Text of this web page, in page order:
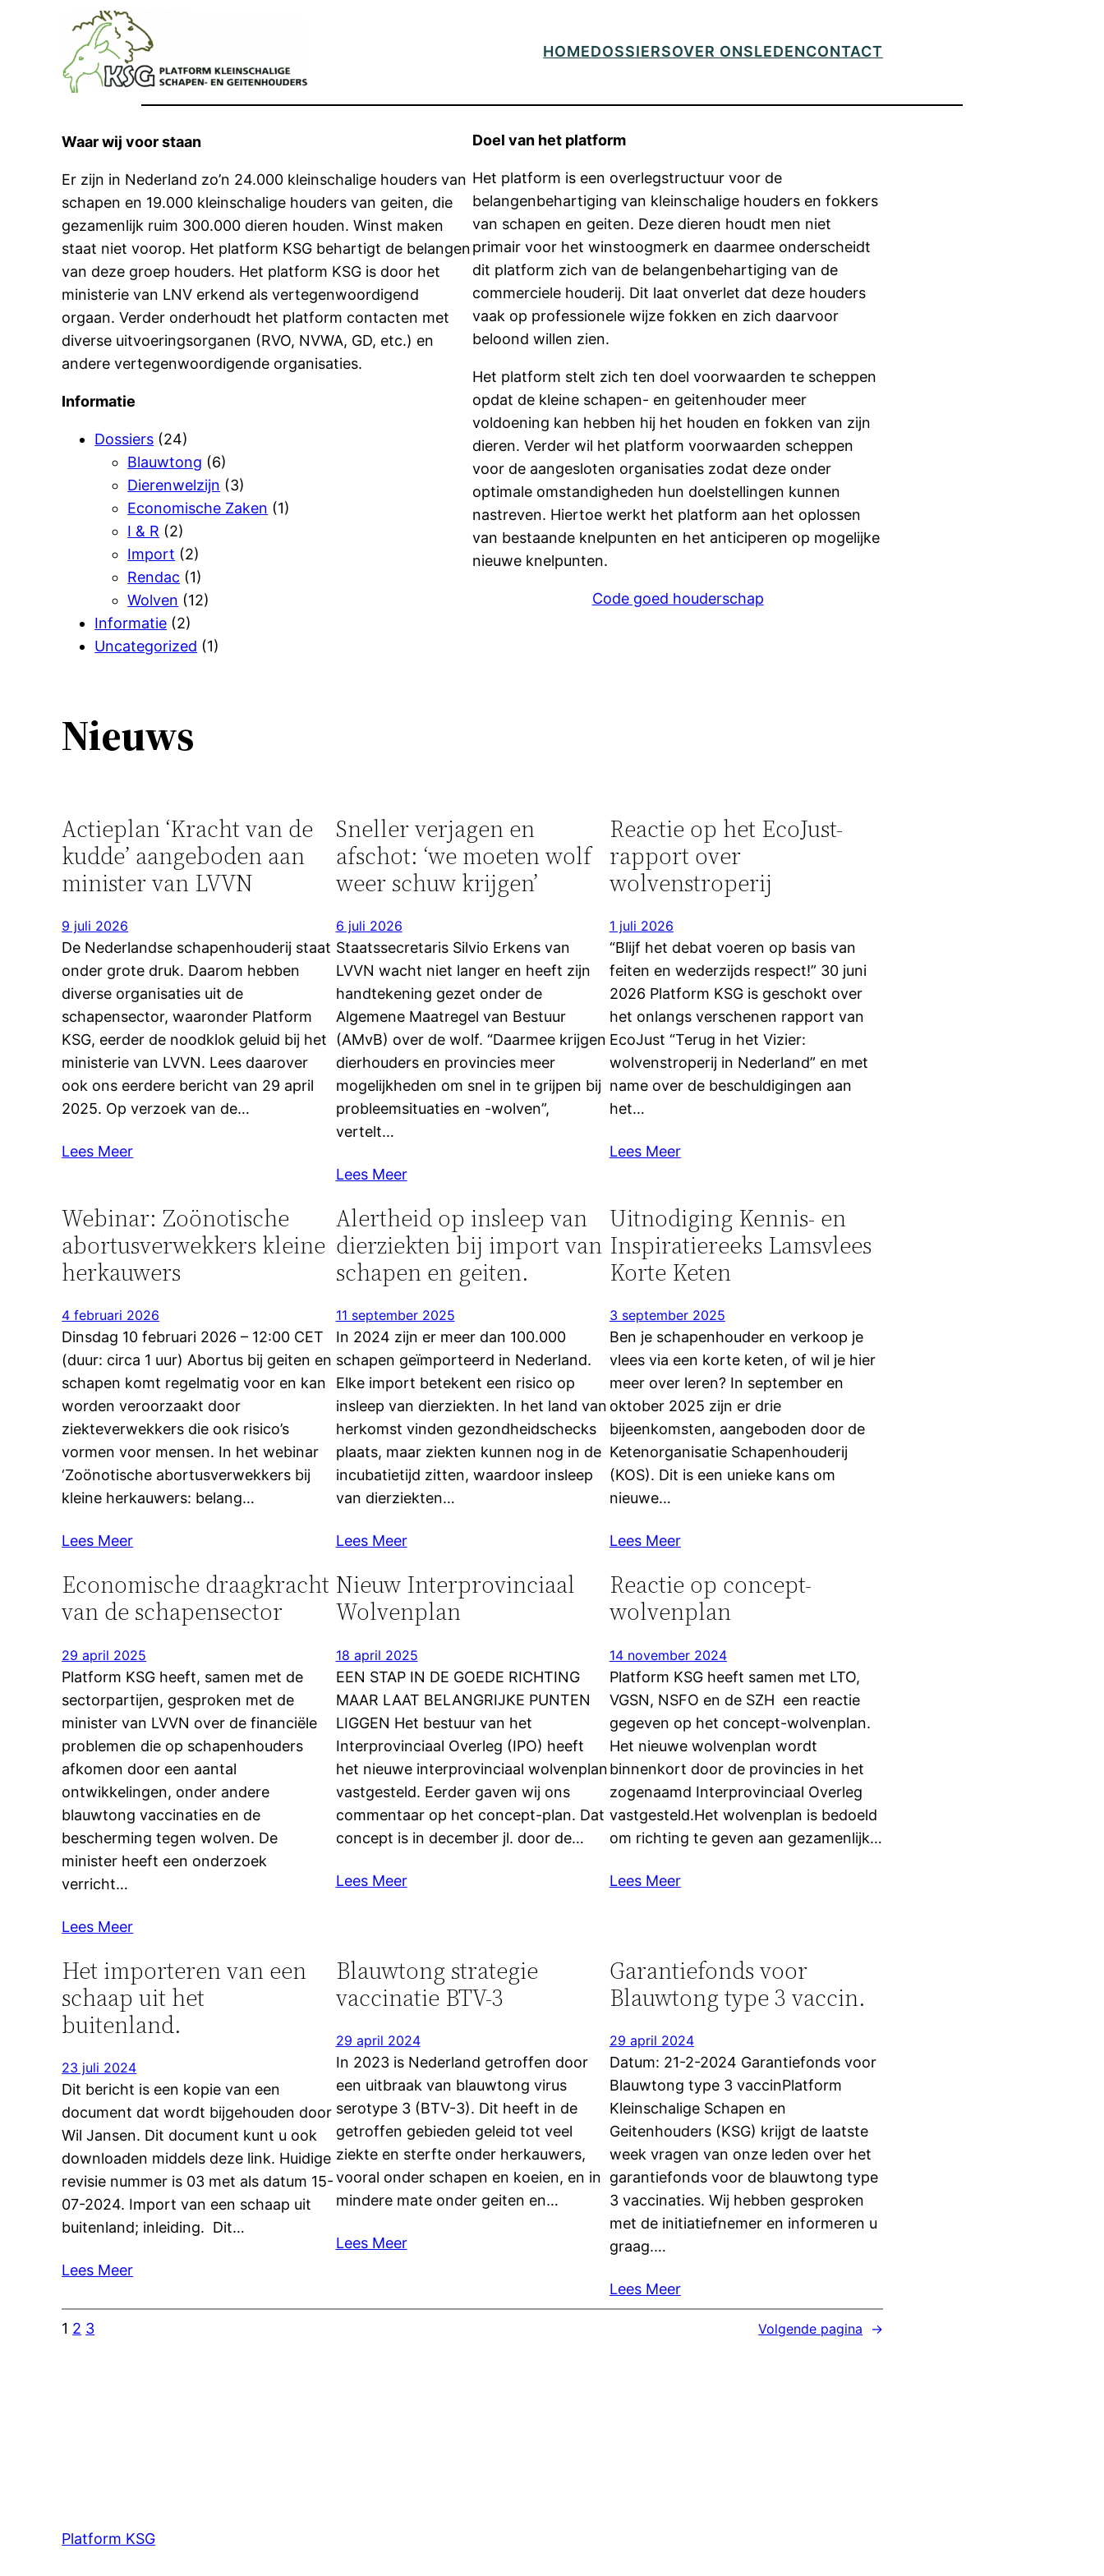
HOMEDOSSIERSOVER ONSLEDENCONTACT
Waar wij voor staan
Er zijn in Nederland zo’n 24.000 kleinschalige houders van
schapen en 19.000 kleinschalige houders van geiten, die
gezamenlijk ruim 300.000 dieren houden. Winst maken
staat niet voorop. Het platform KSG behartigt de belangen
van deze groep houders. Het platform KSG is door het
ministerie van LNV erkend als vertegenwoordigend
orgaan. Verder onderhoudt het platform contacten met
diverse uitvoeringsorganen (RVO, NVWA, GD, etc.) en
andere vertegenwoordigende organisaties.
Informatie
Dossiers (24)
Blauwtong (6)
Dierenwelzijn (3)
Economische Zaken (1)
I & R (2)
Import (2)
Rendac (1)
Wolven (12)
Informatie (2)
Uncategorized (1)
Doel van het platform
Het platform is een overlegstructuur voor de
belangenbehartiging van kleinschalige houders en fokkers
van schapen en geiten. Deze dieren houdt men niet
primair voor het winstoogmerk en daarmee onderscheidt
dit platform zich van de belangenbehartiging van de
commerciele houderij. Dit laat onverlet dat deze houders
vaak op professionele wijze fokken en zich daarvoor
beloond willen zien.
Het platform stelt zich ten doel voorwaarden te scheppen
opdat de kleine schapen- en geitenhouder meer
voldoening kan hebben hij het houden en fokken van zijn
dieren. Verder wil het platform voorwaarden scheppen
voor de aangesloten organisaties zodat deze onder
optimale omstandigheden hun doelstellingen kunnen
nastreven. Hiertoe werkt het platform aan het oplossen
van bestaande knelpunten en het anticiperen op mogelijke
nieuwe knelpunten.
Code goed houderschap
Nieuws
Actieplan ‘Kracht van de
kudde’ aangeboden aan
minister van LVVN
9 juli 2026
De Nederlandse schapenhouderij staat
onder grote druk. Daarom hebben
diverse organisaties uit de
schapensector, waaronder Platform
KSG, eerder de noodklok geluid bij het
ministerie van LVVN. Lees daarover
ook ons eerdere bericht van 29 april
2025. Op verzoek van de…
Lees Meer
Sneller verjagen en
afschot: ‘we moeten wolf
weer schuw krijgen’
6 juli 2026
Staatssecretaris Silvio Erkens van
LVVN wacht niet langer en heeft zijn
handtekening gezet onder de
Algemene Maatregel van Bestuur
(AMvB) over de wolf. “Daarmee krijgen
dierhouders en provincies meer
mogelijkheden om snel in te grijpen bij
probleemsituaties en -wolven”,
vertelt…
Lees Meer
Reactie op het EcoJust-
rapport over
wolvenstroperij
1 juli 2026
“Blijf het debat voeren op basis van
feiten en wederzijds respect!” 30 juni
2026 Platform KSG is geschokt over
het onlangs verschenen rapport van
EcoJust “Terug in het Vizier:
wolvenstroperij in Nederland” en met
name over de beschuldigingen aan
het…
Lees Meer
Webinar: Zoönotische
abortusverwekkers kleine
herkauwers
4 februari 2026
Dinsdag 10 februari 2026 – 12:00 CET
(duur: circa 1 uur) Abortus bij geiten en
schapen komt regelmatig voor en kan
worden veroorzaakt door
ziekteverwekkers die ook risico’s
vormen voor mensen. In het webinar
‘Zoönotische abortusverwekkers bij
kleine herkauwers: belang…
Lees Meer
Alertheid op insleep van
dierziekten bij import van
schapen en geiten.
11 september 2025
In 2024 zijn er meer dan 100.000
schapen geïmporteerd in Nederland.
Elke import betekent een risico op
insleep van dierziekten. In het land van
herkomst vinden gezondheidschecks
plaats, maar ziekten kunnen nog in de
incubatietijd zitten, waardoor insleep
van dierziekten…
Lees Meer
Uitnodiging Kennis- en
Inspiratiereeks Lamsvlees
Korte Keten
3 september 2025
Ben je schapenhouder en verkoop je
vlees via een korte keten, of wil je hier
meer over leren? In september en
oktober 2025 zijn er drie
bijeenkomsten, aangeboden door de
Ketenorganisatie Schapenhouderij
(KOS). Dit is een unieke kans om
nieuwe…
Lees Meer
Economische draagkracht
van de schapensector
29 april 2025
Platform KSG heeft, samen met de
sectorpartijen, gesproken met de
minister van LVVN over de financiële
problemen die op schapenhouders
afkomen door een aantal
ontwikkelingen, onder andere
blauwtong vaccinaties en de
bescherming tegen wolven. De
minister heeft een onderzoek
verricht…
Lees Meer
Nieuw Interprovinciaal
Wolvenplan
18 april 2025
EEN STAP IN DE GOEDE RICHTING
MAAR LAAT BELANGRIJKE PUNTEN
LIGGEN Het bestuur van het
Interprovinciaal Overleg (IPO) heeft
het nieuwe interprovinciaal wolvenplan
vastgesteld. Eerder gaven wij ons
commentaar op het concept-plan. Dat
concept is in december jl. door de…
Lees Meer
Reactie op concept-
wolvenplan
14 november 2024
Platform KSG heeft samen met LTO,
VGSN, NSFO en de SZH een reactie
gegeven op het concept-wolvenplan.
Het nieuwe wolvenplan wordt
binnenkort door de provincies in het
zogenaamd Interprovinciaal Overleg
vastgesteld.Het wolvenplan is bedoeld
om richting te geven aan gezamenlijk…
Lees Meer
Het importeren van een
schaap uit het
buitenland.
23 juli 2024
Dit bericht is een kopie van een
document dat wordt bijgehouden door
Wil Jansen. Dit document kunt u ook
downloaden middels deze link. Huidige
revisie nummer is 03 met als datum 15-
07-2024. Import van een schaap uit
buitenland; inleiding. Dit…
Lees Meer
Blauwtong strategie
vaccinatie BTV-3
29 april 2024
In 2023 is Nederland getroffen door
een uitbraak van blauwtong virus
serotype 3 (BTV-3). Dit heeft in de
getroffen gebieden geleid tot veel
ziekte en sterfte onder herkauwers,
vooral onder schapen en koeien, en in
mindere mate onder geiten en…
Lees Meer
Garantiefonds voor
Blauwtong type 3 vaccin.
29 april 2024
Datum: 21-2-2024 Garantiefonds voor
Blauwtong type 3 vaccinPlatform
Kleinschalige Schapen en
Geitenhouders (KSG) krijgt de laatste
week vragen van onze leden over het
garantiefonds voor de blauwtong type
3 vaccinaties. Wij hebben gesproken
met de initiatiefnemer en informeren u
graag.…
Lees Meer
1 2 3 Volgende pagina →
Platform KSG